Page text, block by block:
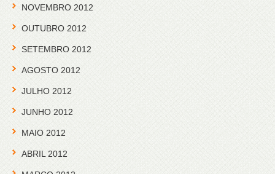
NOVEMBRO 2012
OUTUBRO 2012
SETEMBRO 2012
AGOSTO 2012
JULHO 2012
JUNHO 2012
MAIO 2012
ABRIL 2012